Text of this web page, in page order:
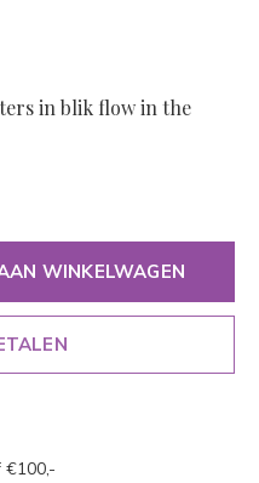
in blik flow in the
WINKELWAGEN